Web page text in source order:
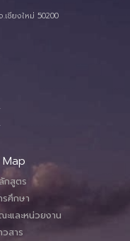
ชียงใหม่ 50200
สูตร
รศึกษา
ะและหน่วยงาน
วสาร